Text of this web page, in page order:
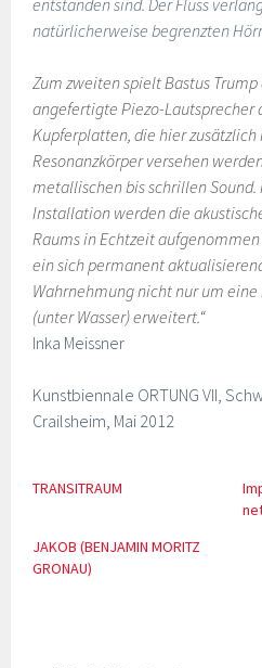
entstanden sind. Der Fluss
natürlicherweise begrenzten
Zum zweiten spielt Bastus
angefertigte Piezo-Lautsprecher
Kupferplatten, die hier
Resonanzkörper versehen
metallischen bis schrillen
Installation werden die
Raums in Echtzeit
ein sich permanent
Wahrnehmung nicht nur um
(unter Wasser) erweitert.“
Inka Meissner
Kunstbiennale ORTUNG VII,
Crailsheim, Mai 2012
TRANSITRAUM
JAKOB (BENJAMIN MORITZ
GRONAU)